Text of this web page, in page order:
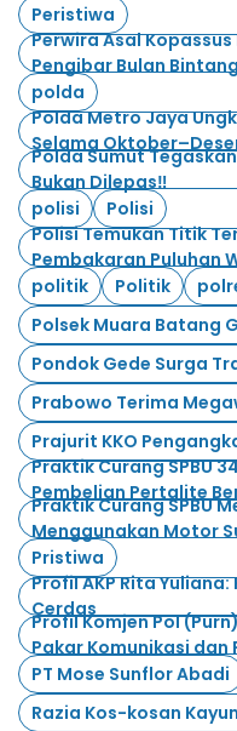
Peristiwa
Perwira Asal
Pengibar Bulan
polda
Polda Metro Jaya
Selama
Polda Sumut
Bukan Dilepas‼️
polisi
Polisi
Polisi Temukan Titik
Pembakaran Puluhan
politik
Politik
Polsek Muara Batang
Pondok Gede Surga
Prabowo Terima
Prajurit KKO
Praktik Curang SPBU
Pembelian Pertalite
Praktik Curang SPBU
Menggunakan Motor
Pristiwa
Profil AKP Rita
Cerdas
Profil Komjen Pol
Pakar Komunikasi dan
PT Mose Sunflor Abadi
Razia Kos-kosan